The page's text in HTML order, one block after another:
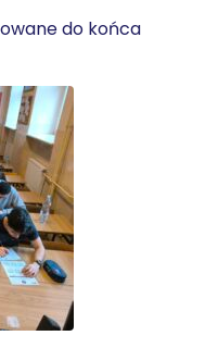
do końca